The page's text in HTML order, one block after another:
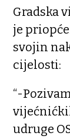
Gradska
je
svojin
cijelosti:
“-
udruge